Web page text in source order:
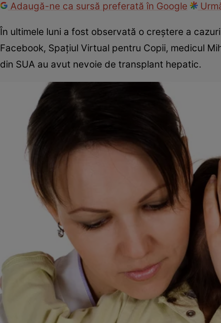
Adaugă-ne ca sursă preferată în Google
În ultimele luni a fost observată o creştere a
Facebook, Spaţiul Virtual pentru Copii, medicul
din SUA au avut nevoie de transplant hepatic.